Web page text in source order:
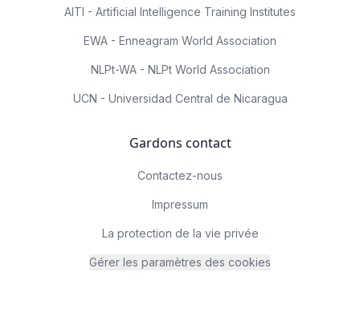
AITI - Artificial Intelligence Training Institutes
EWA - Enneagram World Association
NLPt-WA - NLPt World Association
UCN - Universidad Central de Nicaragua
Gardons contact
Contactez-nous
Impressum
La protection de la vie privée
Gérer les paramètres des cookies